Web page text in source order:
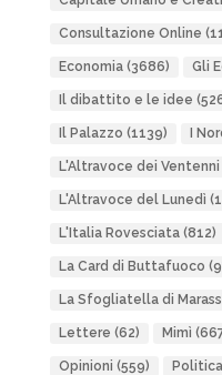
Consultazione Online
Economia(3686) Gli
Il dibattito e le idee
Il Palazzo (1139) I
L'Altravoce dei Ventenni
L'Altravoce del Lunedì
L'Italia Rovesciata(812)
La Card di Buttafuoco
La Sfogliatella di
Lettere (62) Mimì
Opinioni (559) Politica